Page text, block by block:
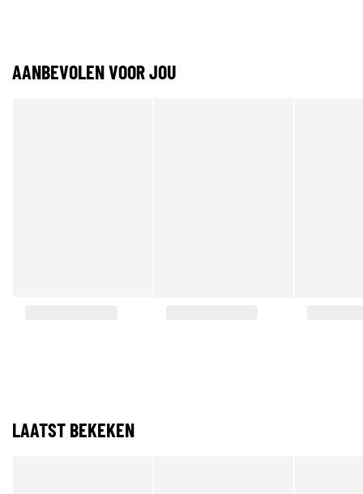
AANBEVOLEN VOOR JOU
LAATST BEKEKEN